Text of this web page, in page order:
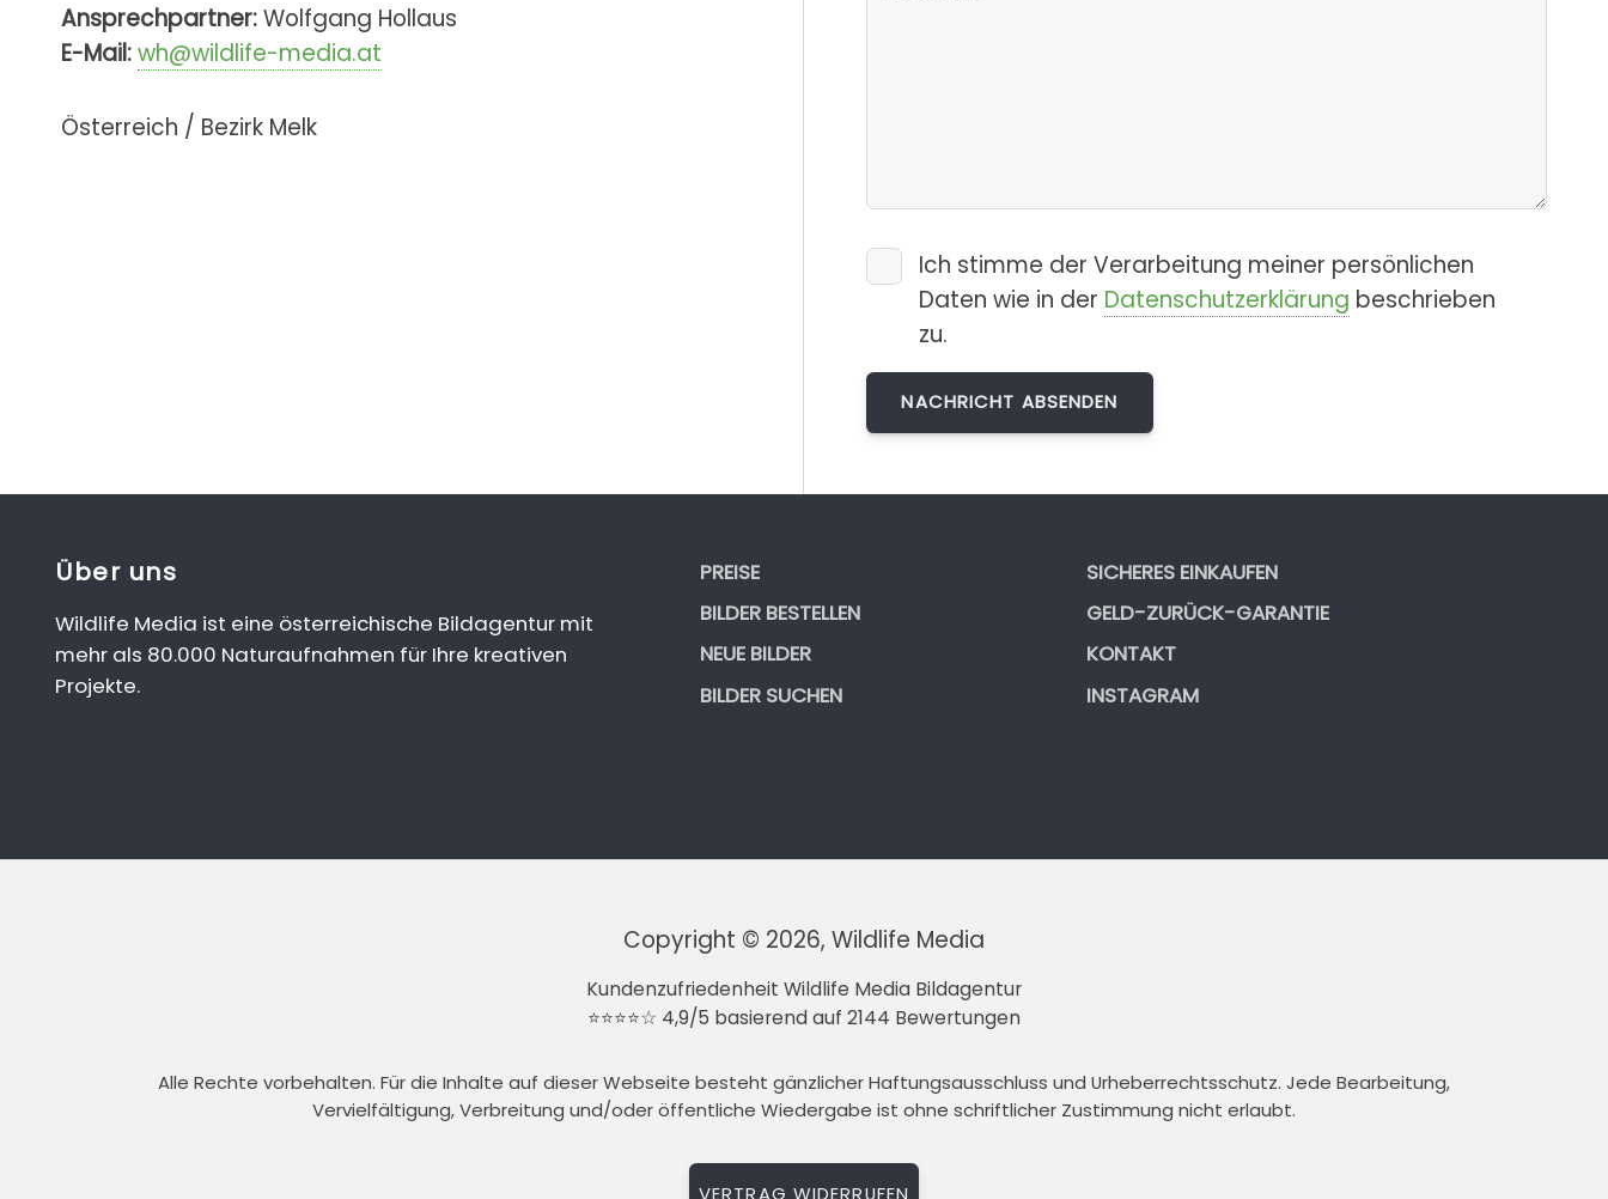
Ansprechpartner:Wolfgang Hollaus
E-Mail:wh@wildlife-media.at
Österreich / Bezirk Melk
Ich stimme der Verarbeitung meiner persönlichen
Daten wie in der Datenschutzerklärung beschrieben
zu.
Über uns
Wildlife Media ist eine österreichische Bildagentur mit
mehr als 80.000 Naturaufnahmen für Ihre kreativen
Projekte.
PREISE
BILDER BESTELLEN
NEUE BILDER
BILDER SUCHEN
SICHERES EINKAUFEN
GELD-ZURÜCK-GARANTIE
KONTAKT
INSTAGRAM
Copyright © 2026, Wildlife Media
Kundenzufriedenheit Wildlife Media Bildagentur
⭐⭐⭐⭐☆ 4,9/5 basierend auf 2144 Bewertungen
Alle Rechte vorbehalten. Für die Inhalte auf dieser Webseite besteht gänzlicher Haftungsausschluss und Urheberrechtsschutz. Jede Bearbeitung,
Vervielfältigung, Verbreitung und/oder öffentliche Wiedergabe ist ohne schriftlicher Zustimmung nicht erlaubt.
VERTRAG WIDERRUFEN